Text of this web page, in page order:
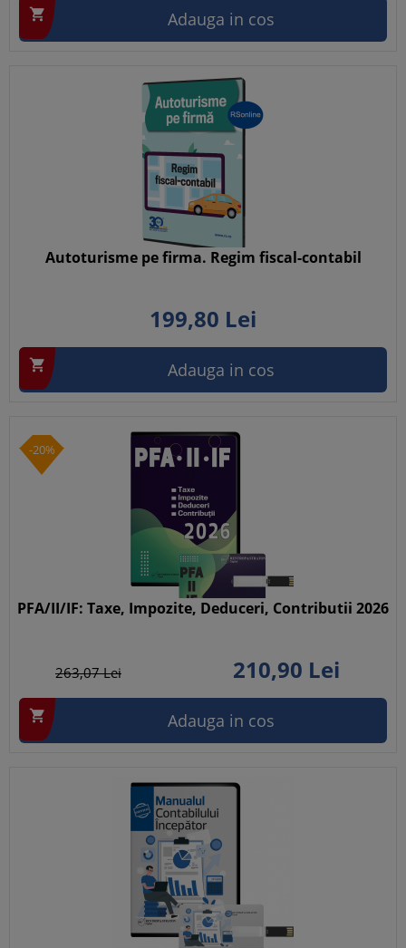
 Adauga in cos
Autoturisme pe firma. Regim fiscal-contabil
199,80 Lei
 Adauga in cos
-20%
PFA/II/IF: Taxe, Impozite, Deduceri, Contributii 2026
263,07Lei 210,90 Lei
 Adauga in cos